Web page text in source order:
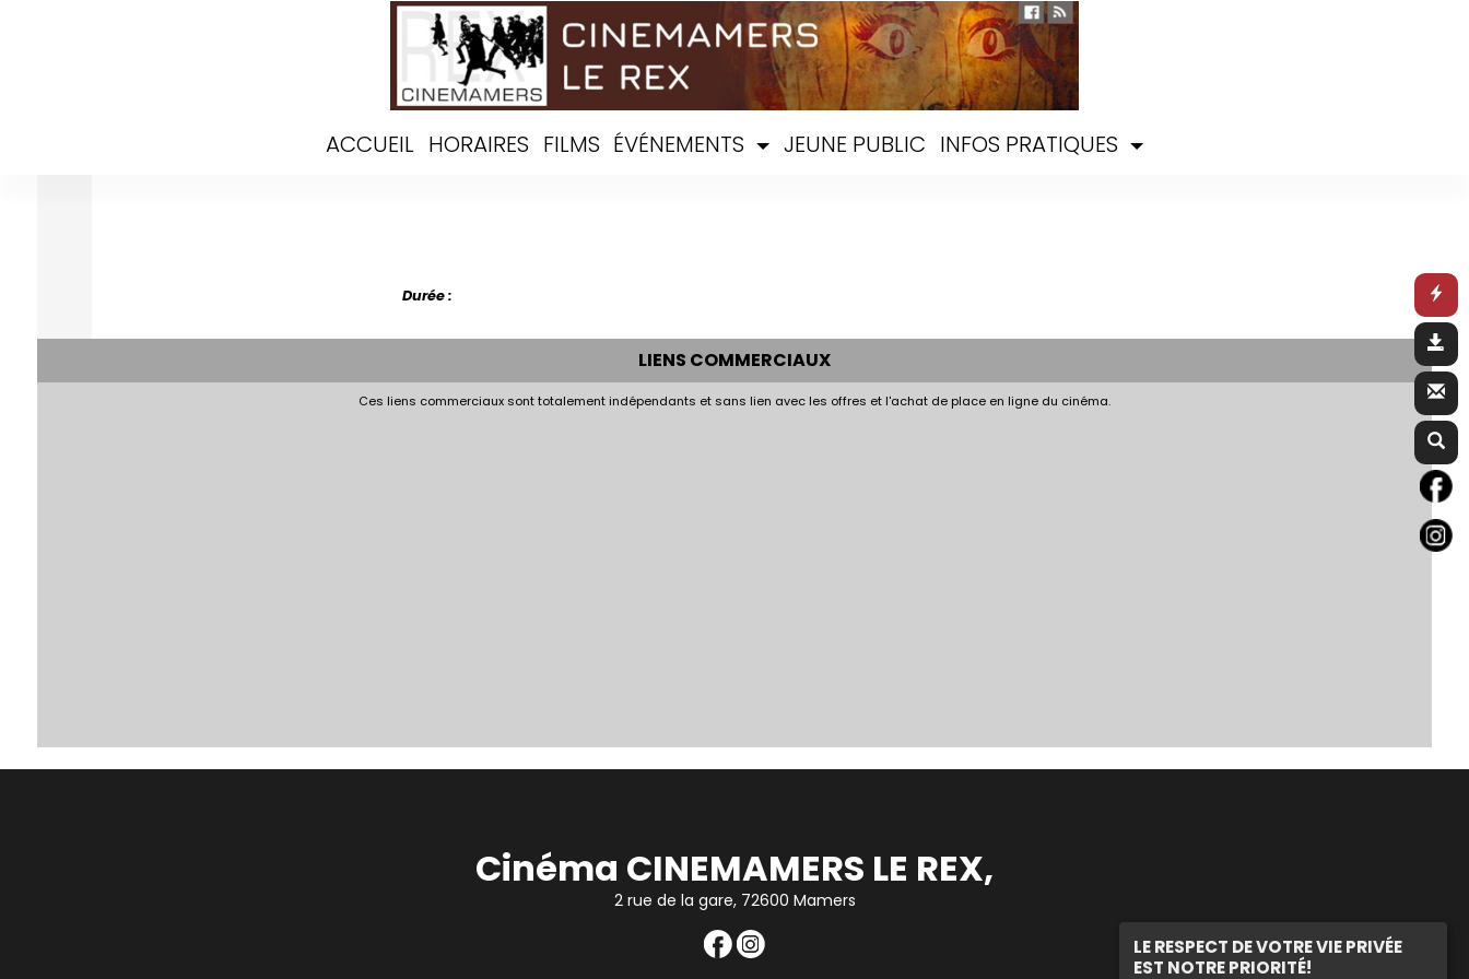
LE RESPECT DE VOTRE VIE PRIVÉE
EST NOTRE PRIORITÉ!
ACCUEIL HORAIRES FILMS ÉVÉNEMENTS JEUNE PUBLIC INFOS PRATIQUES
Durée :
LIENS COMMERCIAUX
Ces liens commerciaux sont totalement indépendants et sans lien avec les offres et l'achat de place en ligne du cinéma.
Cinéma CINEMAMERS LE REX,
2 rue de la gare, 72600 Mamers